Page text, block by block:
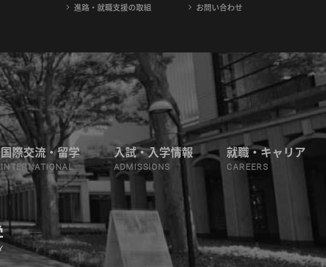
進路・就職支援の取組 お問い合わせ
国際交流・留学
INTERNATIONAL
入試・入学情報
ADMISSIONS
就職・キャリア
CAREERS